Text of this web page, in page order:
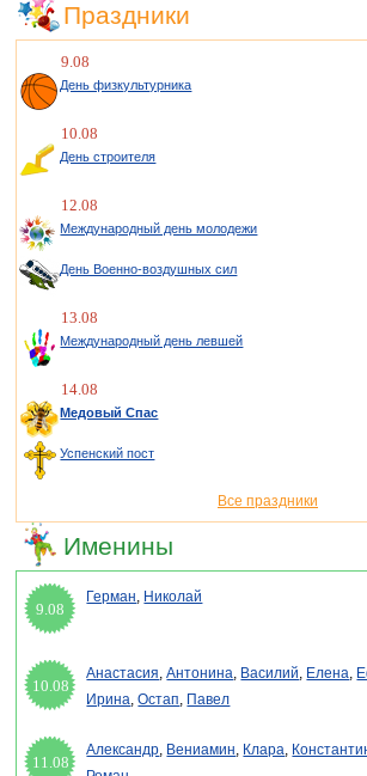
Праздники
9.08
День физкультурника
10.08
День строителя
12.08
Международный день молодежи
День Военно-воздушных сил
13.08
Международный день левшей
14.08
Медовый Спас
Успенский пост
Все праздники
Именины
9.08
Герман, Николай
10.08
Анастасия,Антонина, Василий, Елена,
Ирина,Остап, Павел
11.08
Александр, Вениамин, Клара,